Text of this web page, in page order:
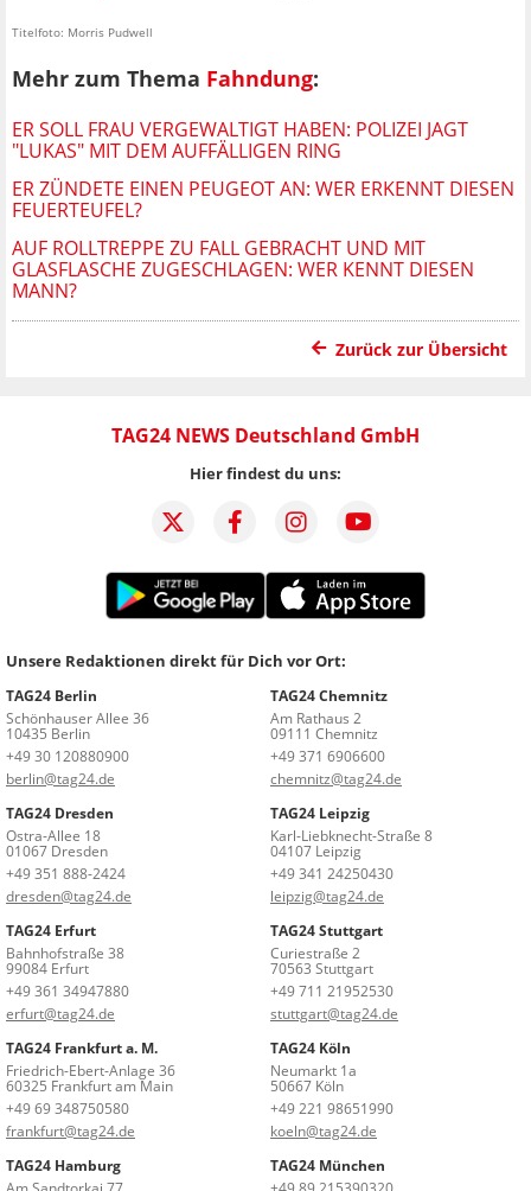
Titelfoto: Morris Pudwell
Mehr zum Thema Fahndung:
ER SOLL FRAU VERGEWALTIGT HABEN: POLIZEI JAGT
"LUKAS" MIT DEM AUFFÄLLIGEN RING
ER ZÜNDETE EINEN PEUGEOT AN: WER ERKENNT DIESEN
FEUERTEUFEL?
AUF ROLLTREPPE ZU FALL GEBRACHT UND MIT
GLASFLASCHE ZUGESCHLAGEN: WER KENNT DIESEN
MANN?
Zurück zur Übersicht
TAG24 NEWS Deutschland GmbH
Hier findest du uns:
Unsere Redaktionen direkt für Dich vor Ort:
TAG24 Berlin
Schönhauser Allee 36
10435 Berlin
+49 30 120880900
berlin@tag24.de
TAG24 Chemnitz
Am Rathaus 2
09111 Chemnitz
+49 371 6906600
chemnitz@tag24.de
TAG24 Dresden
Ostra-Allee 18
01067 Dresden
+49 351 888-2424
dresden@tag24.de
TAG24 Leipzig
Karl-Liebknecht-Straße 8
04107 Leipzig
+49 341 24250430
leipzig@tag24.de
TAG24 Erfurt
Bahnhofstraße 38
99084 Erfurt
+49 361 34947880
erfurt@tag24.de
TAG24 Stuttgart
Curiestraße 2
70563 Stuttgart
+49 711 21952530
stuttgart@tag24.de
TAG24 Frankfurt a. M.
Friedrich-Ebert-Anlage 36
60325 Frankfurt am Main
+49 69 348750580
frankfurt@tag24.de
TAG24 Köln
Neumarkt 1a
50667 Köln
+49 221 98651990
koeln@tag24.de
TAG24 Hamburg
TAG24 München